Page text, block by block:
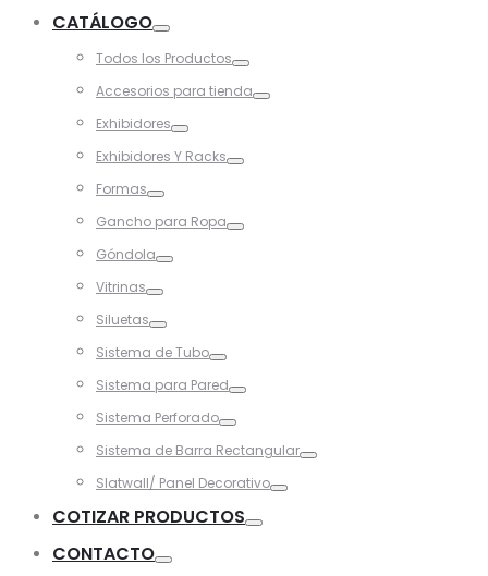
CATÁLOGO
Todos los Productos
Accesorios para tienda
Exhibidores
Exhibidores Y Racks
Formas
Gancho para Ropa
Góndola
Vitrinas
Siluetas
Sistema de Tubo
Sistema para Pared
Sistema Perforado
Sistema de Barra Rectangular
Slatwall/ Panel Decorativo
COTIZAR PRODUCTOS
CONTACTO